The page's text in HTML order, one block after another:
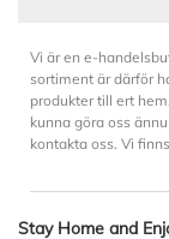
Vi är en e-
sortiment är därför
produkter till ert
kunna göra oss
kontakta oss. Vi
Stay Home and